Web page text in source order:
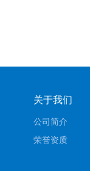
关于我们
公司简介
荣誉资质